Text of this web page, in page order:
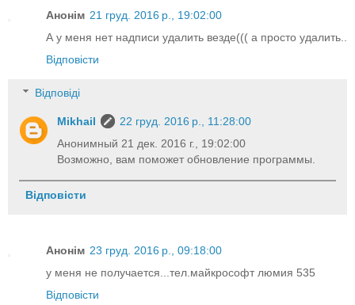
Анонім 21 груд. 2016 р., 19:02:00
А у меня нет надписи удалить везде((( а просто удалить..
Відповісти
Відповіді
Mikhail
22 груд. 2016 р., 11:28:00
Анонимный 21 дек. 2016 г., 19:02:00
Возможно, вам поможет обновление программы.
Відповісти
Анонім 23 груд. 2016 р., 09:18:00
у меня не получается...тел.майкрософт люмия 535
Відповісти